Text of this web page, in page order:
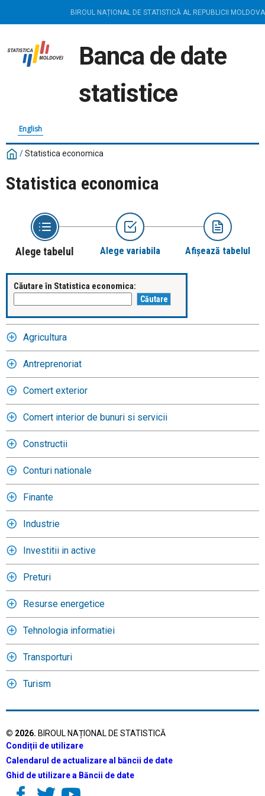
BIROUL NAȚIONAL DE STATISTICĂ AL REPUBLICII MOLDOVA
Banca de date
statistice
English
/Statistica economica
Statistica economica
Alege tabelul Alege variabila Afișează tabelul
Căutare în Statistica economica:
Agricultura
Antreprenoriat
Comert exterior
Comert interior de bunuri si servicii
Constructii
Conturi nationale
Finante
Industrie
Investitii in active
Preturi
Resurse energetice
Tehnologia informatiei
Transporturi
Turism
© 2026. BIROUL NAȚIONAL DE STATISTICĂ
Condiții de utilizare
Calendarul de actualizare al băncii de date
Ghid de utilizare a Băncii de date